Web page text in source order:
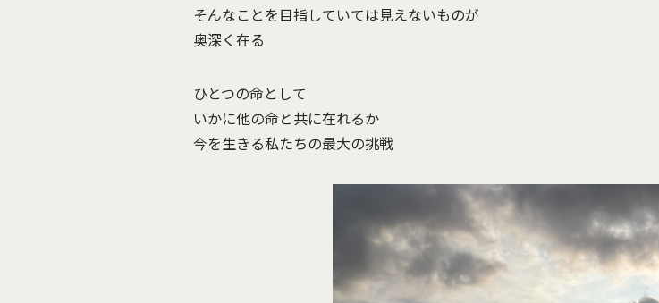
そんなことを目指していては見えないものが
奥深く在る
ひとつの命として
いかに他の命と共に在れるか
今を生きる私たちの最大の挑戦